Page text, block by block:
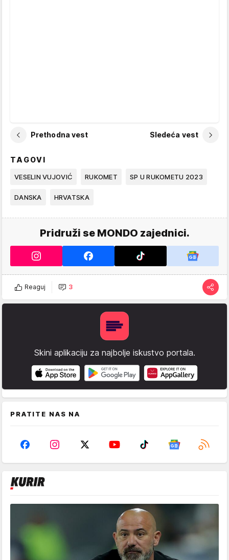
Prethodna vest Sledeća vest
TAGOVI
VESELIN VUJOVIĆ RUKOMET SP U RUKOMETU 2023
DANSKA HRVATSKA
Pridruži se MONDO zajednici.
Reaguj 3
Skini aplikaciju za najbolje iskustvo portala.
PRATITE NAS NA